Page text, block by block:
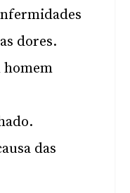
dores.
homem
das